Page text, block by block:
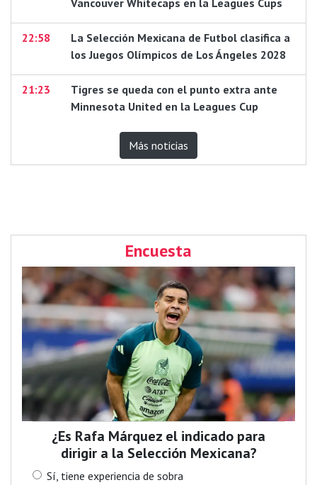
Vancouver Whitecaps en la Leagues Cups
22:58
La Selección Mexicana de Futbol clasifica a
los Juegos Olímpicos de Los Ángeles 2028
21:23
Tigres se queda con el punto extra ante
Minnesota United en la Leagues Cup
Más noticias
Encuesta
¿Es Rafa Márquez el indicado para
dirigir a la Selección Mexicana?
Sí, tiene experiencia de sobra